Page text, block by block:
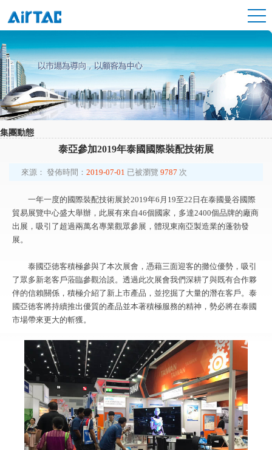
集團動態
泰亞參加2019年泰國國際裝配技術展
來源： 發佈時間： 2019-07-01 已被瀏覽 9787 次
一年一度的國際裝配技術展於2019年6月19至22日在泰國曼谷國際
貿易展覽中心盛大舉辦，此展有來自46個國家，多達2400個品牌的廠商
出展，吸引了超過兩萬名專業觀眾參展，體現東南亞製造業的蓬勃發
展。
泰國亞徳客積極參與了本次展會，憑藉三面迎客的攤位優勢，吸引
了眾多新老客戶蒞臨參觀洽談。透過此次展會我們深耕了與既有合作夥
伴的信賴關係，積極介紹了新上市產品，並挖掘了大量的潛在客戶。泰
國亞徳客將持續推出優質的產品並本著積極服務的精神，勢必將在泰國
市場帶來更大的斬獲。